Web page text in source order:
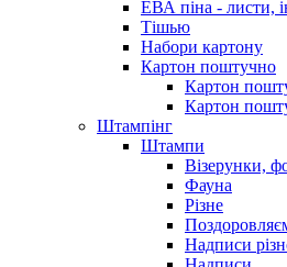
ЕВА піна - листи,
Тішью
Набори картону
Картон поштучно
Картон
Картон
Штампінг
Штампи
Візерунки,
Фауна
Різне
Надписи